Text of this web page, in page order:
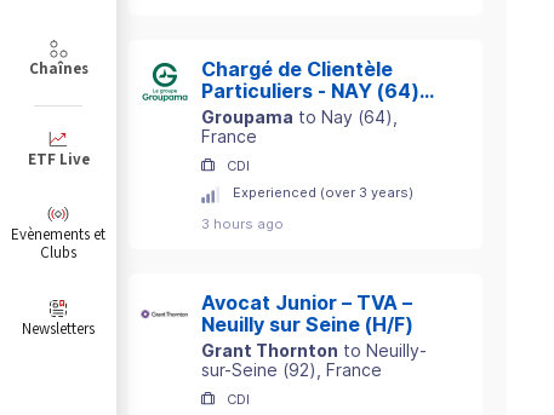
Chargé de Clientèle
Particuliers - NAY (64)
H/F
Groupama to Nay (64)
France
CDI
Experienced (over 3 years)
3 hours ago
Avocat Junior – TVA –
Neuilly sur Seine (H/F)
Grant Thornton to Neuilly-
sur-Seine (92) , France
CDI
Chaînes
ETF Live
Evènements et
Clubs
Newsletters